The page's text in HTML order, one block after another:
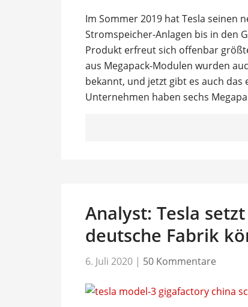
Im Sommer 2019 hat Tesla seinen
Stromspeicher-Anlagen bis in den
Produkt erfreut sich offenbar
aus Megapack-Modulen wurden
bekannt, und jetzt gibt es auch
Unternehmen haben sechs
Analyst: Tesla
deutsche Fabrik
6. Juli 2020 | 50 Kommentare